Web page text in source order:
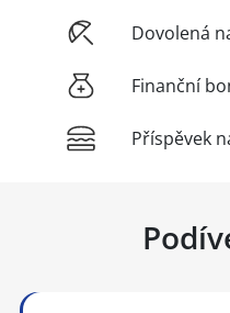
Dovolená
Finanční
Příspěvek